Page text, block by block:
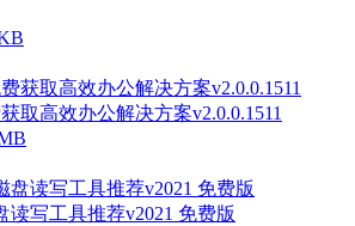
取高效办公解决方案v2.0.0.1511
读写工具推荐v2021 免费版